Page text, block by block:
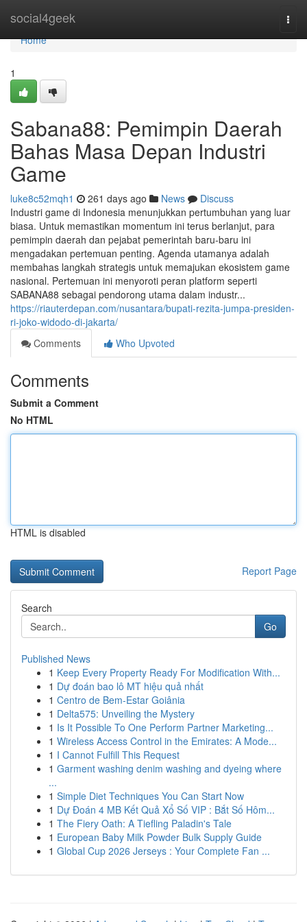
social4geek
Home
Home
1
Sabana88: Pemimpin Daerah
Bahas Masa Depan Industri
Game
luke8c52mqh1 261 days ago News
Discuss
Industri game di Indonesia menunjukkan pertumbuhan yang luar
biasa. Untuk memastikan momentum ini terus berlanjut, para
pemimpin daerah dan pejabat pemerintah baru-baru ini
mengadakan pertemuan penting. Agenda utamanya adalah
membahas langkah strategis untuk memajukan ekosistem game
nasional. Pertemuan ini menyoroti peran platform seperti
SABANA88 sebagai pendorong utama dalam industr...
https://riauterdepan.com/nusantara/bupati-rezita-jumpa-presiden-
ri-joko-widodo-di-jakarta/
Comments
Who Upvoted
Comments
Submit a Comment
No HTML
HTML is disabled
Report Page
Search
Go
Published News
1 Keep Every Property Ready For Modification With...
1 Dự đoán bao lô MT hiệu quả nhất
1 Centro de Bem-Estar Goiânia
1 Delta575: Unveiling the Mystery
1 Is It Possible To One Perform Partner Marketing...
1 Wireless Access Control in the Emirates: A Mode...
1 I Cannot Fulfill This Request
1 Garment washing denim washing and dyeing where
...
1 Simple Diet Techniques You Can Start Now
1 Dự Đoán 4 MB Kết Quả Xổ Số VIP : Bắt Số Hôm...
1 The Fiery Oath: A Tiefling Paladin's Tale
1 European Baby Milk Powder Bulk Supply Guide
1 Global Cup 2026 Jerseys : Your Complete Fan ...